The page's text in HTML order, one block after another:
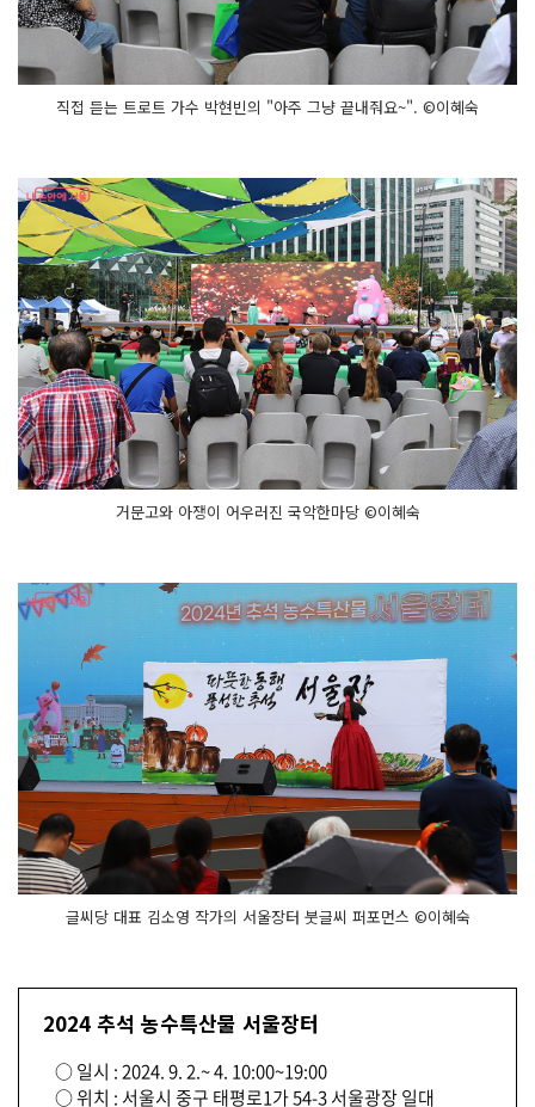
직접 듣는 트로트 가수 박현빈의 "아주 그냥 끝내줘요~". ©이혜숙
거문고와 아쟁이 어우러진 국악한마당 ©이혜숙
글씨당 대표 김소영 작가의 서울장터 붓글씨 퍼포먼스 ©이혜숙
2024 추석 농수특산물 서울장터
○ 일시 : 2024. 9. 2.~ 4. 10:00~19:00
○ 위치 : 서울시 중구 태평로1가 54-3 서울광장 일대